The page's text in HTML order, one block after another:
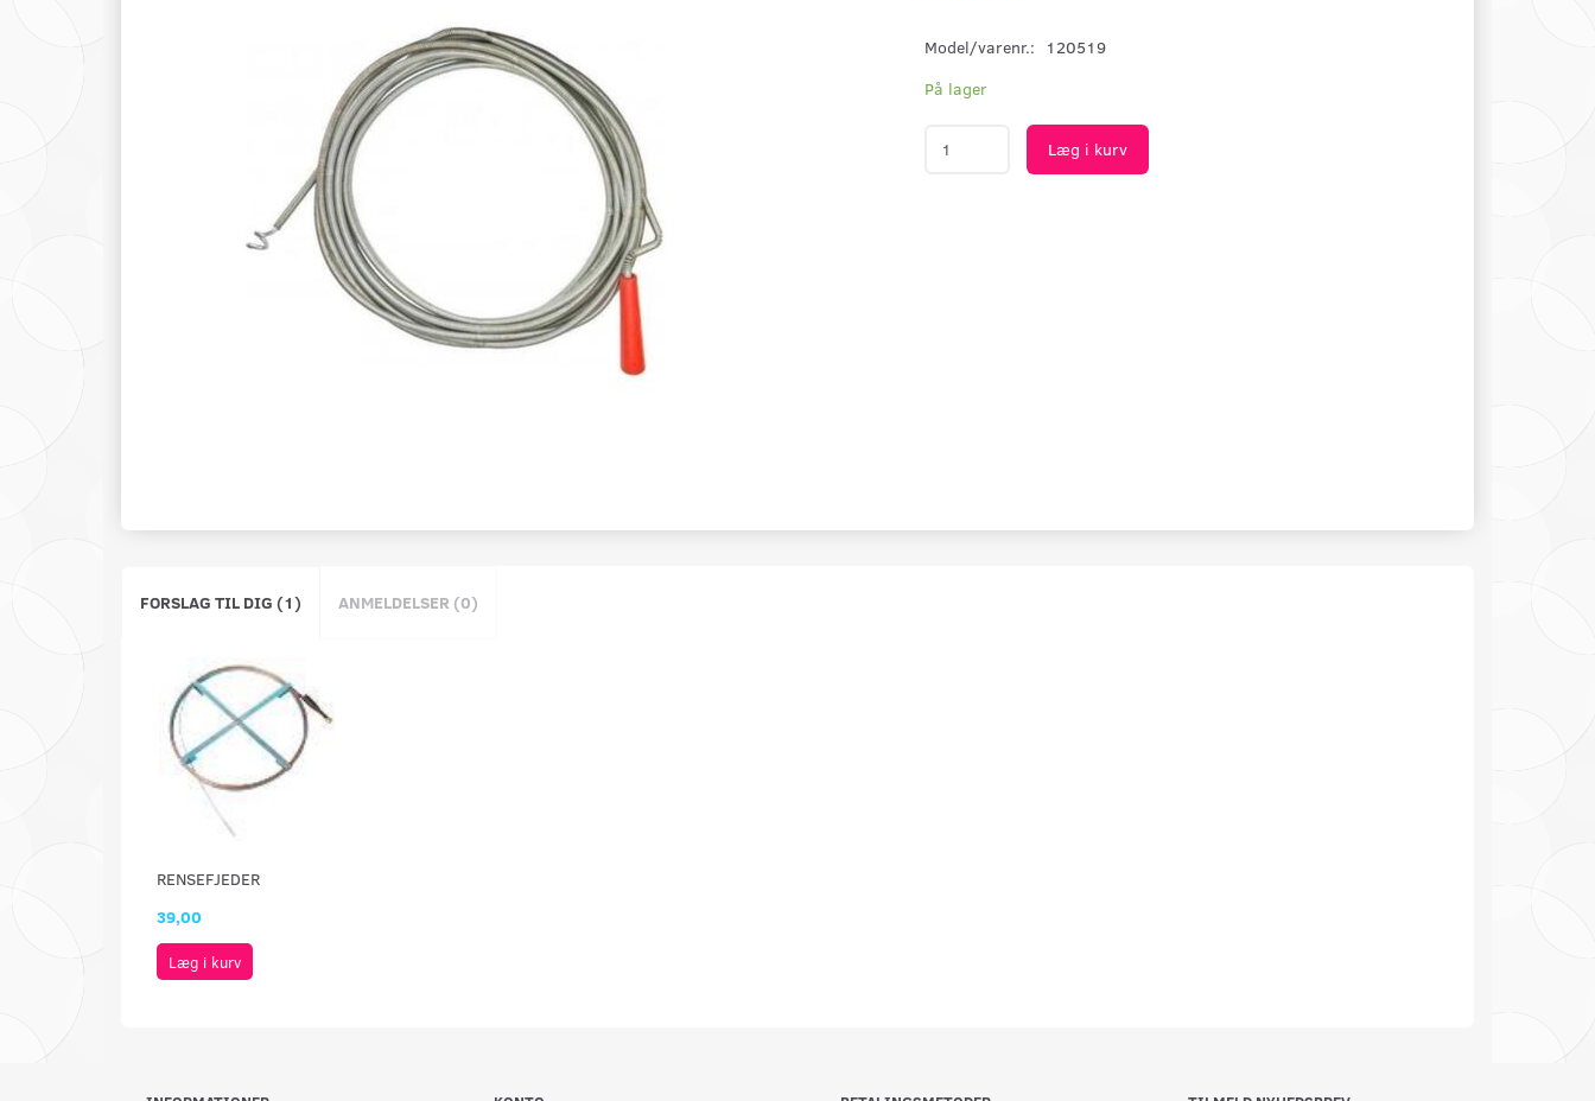
Model/varenr.:
120519
På lager
Læg i kurv
FORSLAG TIL DIG (1) ANMELDELSER (0)
RENSEFJEDER
39,00
Læg i kurv